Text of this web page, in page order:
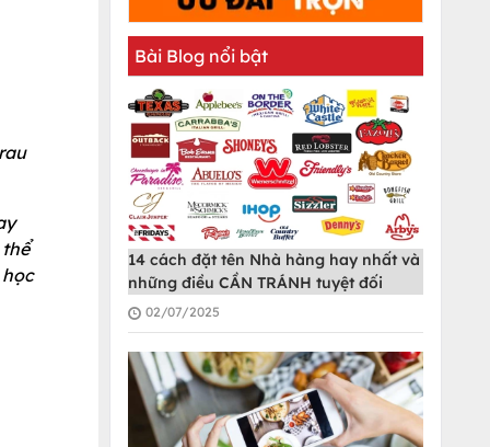
Bài Blog nổi bật
14 cách đặt tên Nhà hàng hay nhất và
những điều CẦN TRÁNH tuyệt đối
02/07/2025